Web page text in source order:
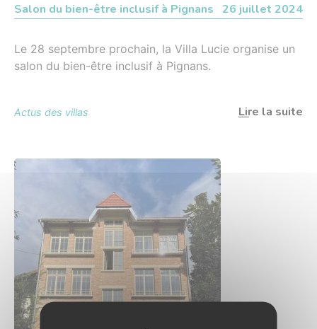
Salon du bien-être inclusif à Pignans 26 juillet 2024
Le 28 septembre prochain, la Villa Lucie organise un
salon du bien-être inclusif à Pignans.
Actus des villas Lire la suite